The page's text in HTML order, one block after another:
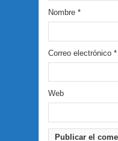
Nombre *
Correo electrónico *
Web